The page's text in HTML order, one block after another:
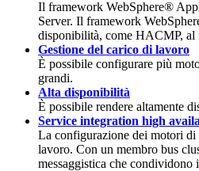
Il framework WebSphere®
Server. Il framework
disponibilità, come HACMP, al
Gestione del carico di lavoro
È possibile configurare più
grandi.
Alta disponibilità
È possibile rendere altamente
Service integration high
La configurazione dei motori di
lavoro. Con un membro bus
messaggistica che